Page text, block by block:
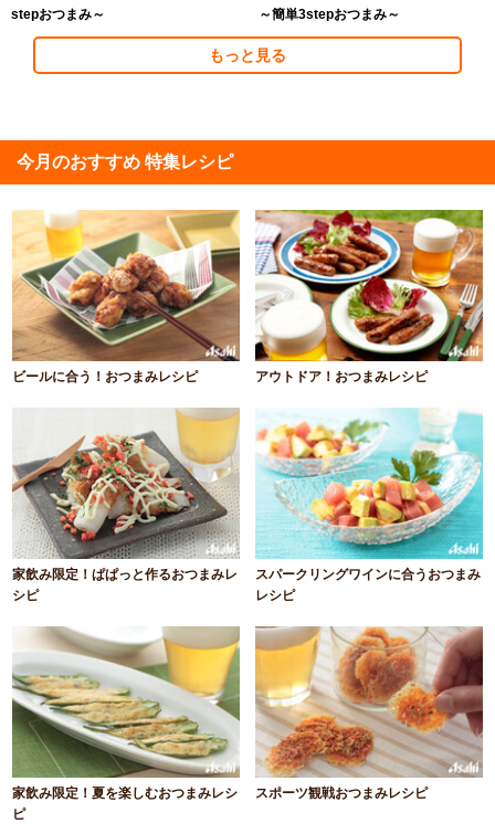
stepおつまみ～
～簡単3stepおつまみ～
もっと見る
今月のおすすめ 特集レシピ
ビールに合う！おつまみレシピ アウトドア！おつまみレシピ
家飲み限定！ぱぱっと作るおつまみレ
シピ
スパークリングワインに合うおつまみ
レシピ
家飲み限定！夏を楽しむおつまみレシ
ピ
スポーツ観戦おつまみレシピ